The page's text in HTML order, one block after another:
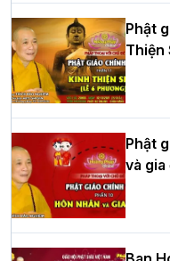
HT.Thích Thọ Lạc
Trưởng BTS GHPGVN
Hòa thượng Thích
cử Trưởng BTS
Phòng nhiệm kỳ 2026
Phật
Thiện
Phật
và gia